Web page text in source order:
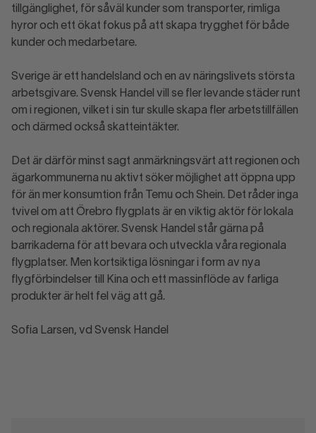
tillgänglighet, för såväl kunder som transporter, rimliga
hyror och ett ökat fokus på att skapa trygghet för både
kunder och medarbetare.
Sverige är ett handelsland och en av näringslivets största
arbetsgivare. Svensk Handel vill se fler levande städer runt
om i regionen, vilket i sin tur skulle skapa fler arbetstillfällen
och därmed också skatteintäkter.
Det är därför minst sagt anmärkningsvärt att regionen och
ägarkommunerna nu aktivt söker möjlighet att öppna upp
för än mer konsumtion från Temu och Shein. Det råder inga
tvivel om att Örebro flygplats är en viktig aktör för lokala
och regionala aktörer. Svensk Handel står gärna på
barrikaderna för att bevara och utveckla våra regionala
flygplatser. Men kortsiktiga lösningar i form av nya
flygförbindelser till Kina och ett massinflöde av farliga
produkter är helt fel väg att gå.
Sofia Larsen, vd Svensk Handel